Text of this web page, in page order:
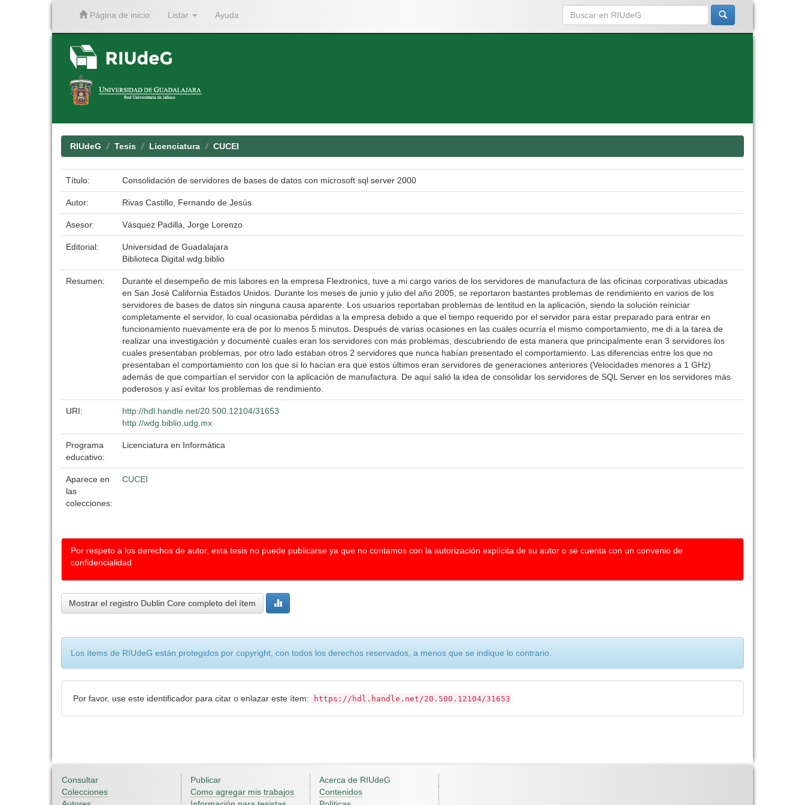
Página de inicio Listar Ayuda
RIUdeG Tesis Licenciatura CUCEI
Título: Consolidación de servidores de bases de datos con microsoft sql server 2000
Autor: Rivas Castillo, Fernando de Jesús
Asesor: Vásquez Padilla, Jorge Lorenzo
Editorial:
Universidad de Guadalajara
Biblioteca Digital wdg.biblio
Resumen:
Durante el desempeño de mis labores en la empresa Flextronics, tuve a mi cargo varios de los servidores de manufactura de las oficinas corporativas ubicadas
en San José California Estados Unidos. Durante los meses de junio y julio del año 2005, se reportaron bastantes problemas de rendimiento en varios de los
servidores de bases de datos sin ninguna causa aparente. Los usuarios reportaban problemas de lentitud en la aplicación, siendo la solución reiniciar
completamente el servidor, lo cual ocasionaba pérdidas a la empresa debido a que el tiempo requerido por el servidor para estar preparado para entrar en
funcionamiento nuevamente era de por lo menos 5 minutos. Después de varias ocasiones en las cuales ocurría el mismo comportamiento, me di a la tarea de
realizar una investigación y documenté cuales eran los servidores con más problemas, descubriendo de esta manera que principalmente eran 3 servidores los
cuales presentaban problemas, por otro lado estaban otros 2 servidores que nunca habían presentado el comportamiento. Las diferencias entre los que no
presentaban el comportamiento con los que sí lo hacían era que estos últimos eran servidores de generaciones anteriores (Velocidades menores a 1 GHz)
además de que compartían el servidor con la aplicación de manufactura. De aquí salió la idea de consolidar los servidores de SQL Server en los servidores más
poderosos y así evitar los problemas de rendimiento.
URI:
http://hdl.handle.net/20.500.12104/31653
http://wdg.biblio.udg.mx
Programa
educativo:
Licenciatura en Informática
Aparece en
las
colecciones:
CUCEI
Por respeto a los derechos de autor, esta tesis no puede publicarse ya que no contamos con la autorización explícita de su autor o se cuenta con un convenio de
confidencialidad
Mostrar el registro Dublin Core completo del ítem
Los ítems de RIUdeG están protegidos por copyright, con todos los derechos reservados, a menos que se indique lo contrario.
Por favor, use este identificador para citar o enlazar este ítem: https://hdl.handle.net/20.500.12104/31653
Consultar
Colecciones
Publicar
Como agregar mis trabajos
Acerca de RIUdeG
Contenidos